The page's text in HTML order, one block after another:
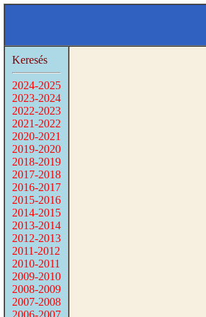
Keresés
2024-2025
2023-2024
2022-2023
2021-2022
2020-2021
2019-2020
2018-2019
2017-2018
2016-2017
2015-2016
2014-2015
2013-2014
2012-2013
2011-2012
2010-2011
2009-2010
2008-2009
2007-2008
2006-2007